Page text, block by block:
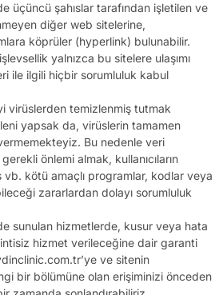
üçüncü şahıslar tarafından işletilen ve
diğer web sitelerine,
köprüler (hyperlink) bulunabilir.
yalnızca bu sitelere ulaşımı
ile ilgili hiçbir sorumluluk kabul
virüslerden temizlenmiş tutmak
yapsak da, virüslerin tamamen
Bu nedenle veri
önlemi almak, kullanıcıların
vb. kötü amaçlı programlar, kodlar veya
zararlardan dolayı sorumluluk
sunulan hizmetlerde, kusur veya hata
hizmet verileceğine dair garanti
ve sitenin
bir bölümüne olan erişiminizi önceden